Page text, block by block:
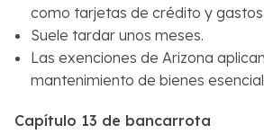
como tarjetas de crédito y
Suele tardar unos meses.
Las exenciones de Arizona
mantenimiento de bienes
Capítulo 13 de bancarrota